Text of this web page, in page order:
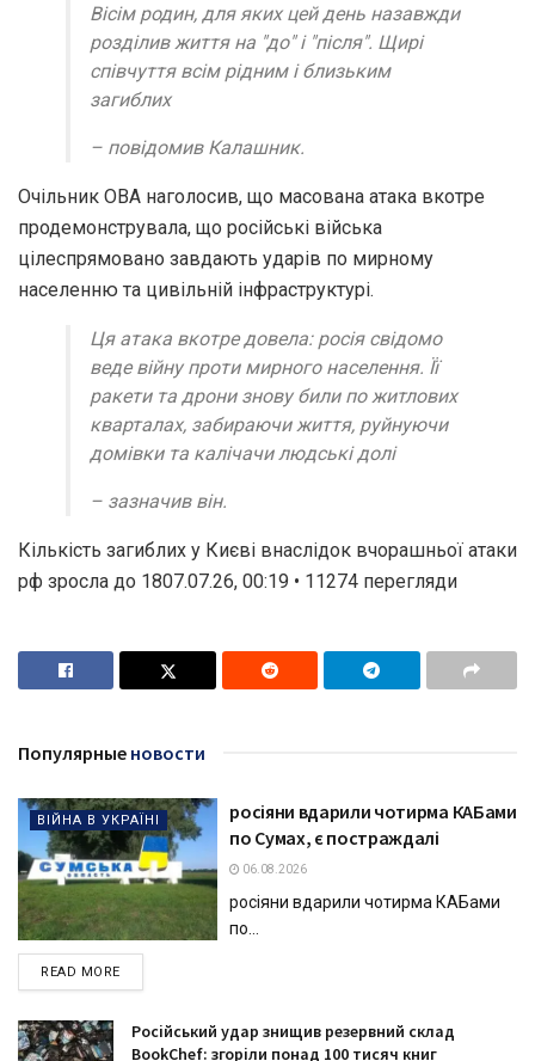
Вісім родин, для яких цей день назавжди
розділив життя на "до" і "після". Щирі
співчуття всім рідним і близьким
загиблих
– повідомив Калашник.
Очільник ОВА наголосив, що масована атака вкотре
продемонструвала, що російські війська
цілеспрямовано завдають ударів по мирному
населенню та цивільній інфраструктурі.
Ця атака вкотре довела: росія свідомо
веде війну проти мирного населення. Її
ракети та дрони знову били по житлових
кварталах, забираючи життя, руйнуючи
домівки та калічачи людські долі
– зазначив він.
Кількість загиблих у Києві внаслідок вчорашньої атаки
рф зросла до 1807.07.26, 00:19 • 11274 перегляди
Популярные новости
ВІЙНА В УКРАЇНІ
росіяни вдарили чотирма КАБами
по Сумах, є постраждалі
06.08.2026
росіяни вдарили чотирма КАБами
по...
READ MOREDETAILS
Російський удар знищив резервний склад
BookChef: згоріли понад 100 тисяч книг